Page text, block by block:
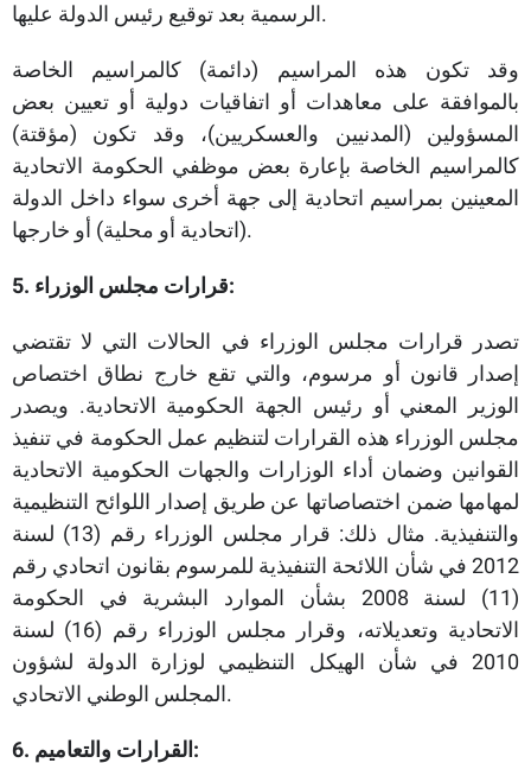
الرسمية بعد توقيع رئيس الدولة عليها.
وقد تكون هذه المراسيم (دائمة) كالمراسيم الخاصة
بالموافقة على معاهدات أو اتفاقيات دولية أو تعيين بعض
المسؤولين (المدنيين والعسكريين)، وقد تكون (مؤقتة)
كالمراسيم الخاصة بإعارة بعض موظفي الحكومة الاتحادية
المعينين بمراسيم اتحادية إلى جهة أخرى سواء داخل الدولة
(اتحادية أو محلية) أو خارجها.
5. قرارات مجلس الوزراء:
تصدر قرارات مجلس الوزراء في الحالات التي لا تقتضي
إصدار قانون أو مرسوم، والتي تقع خارج نطاق اختصاص
الوزير المعني أو رئيس الجهة الحكومية الاتحادية. ويصدر
مجلس الوزراء هذه القرارات لتنظيم عمل الحكومة في تنفيذ
القوانين وضمان أداء الوزارات والجهات الحكومية الاتحادية
لمهامها ضمن اختصاصاتها عن طريق إصدار اللوائح التنظيمية
والتنفيذية. مثال ذلك: قرار مجلس الوزراء رقم (13) لسنة
2012 في شأن اللائحة التنفيذية للمرسوم بقانون اتحادي رقم
(11) لسنة 2008 بشأن الموارد البشرية في الحكومة
الاتحادية وتعديلاته، وقرار مجلس الوزراء رقم (16) لسنة
2010 في شأن الهيكل التنظيمي لوزارة الدولة لشؤون
المجلس الوطني الاتحادي.
6. القرارات والتعاميم: